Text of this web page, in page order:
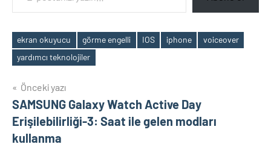
Etiketler
ekran okuyucu görme engelli IOS iphone
voiceover
yardımcı teknolojiler
Yazı
gezinmesi
Önceki yazı
SAMSUNG Galaxy Watch Active Day
Erişilebilirliği-3: Saat ile gelen modları
kullanma